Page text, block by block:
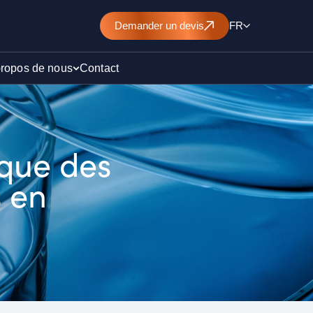
Demander un devis FR
de
de nous Contact
des
en